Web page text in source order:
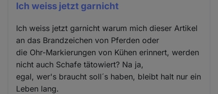
Ich weiss jetzt garnicht
Ich weiss jetzt garnicht warum mich dieser Artikel
an das Brandzeichen von Pferden oder
die Ohr-Markierungen von Kühen erinnert, werden
nicht auch Schafe tätowiert? Na ja,
egal, wer's braucht soll´s haben, bleibt halt nur ein
Leben lang.